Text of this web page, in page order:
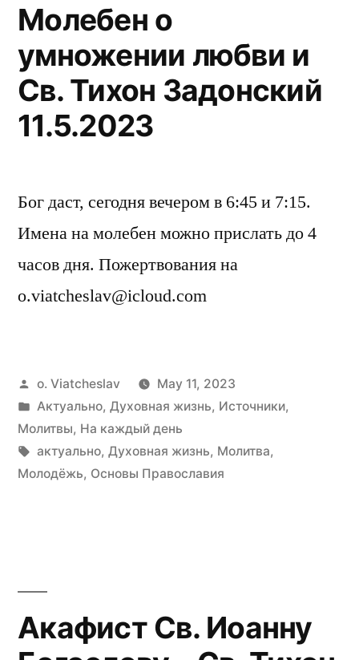
Молебен о
умножении любви и
Св. Тихон Задонский
11.5.2023
Бог даст, сегодня вечером в 6:45 и 7:15.
Имена на молебен можно прислать до 4
часов дня. Пожертвования на
o.viatcheslav@icloud.com
Posted
by
o. Viatcheslav
May 11, 2023
Posted
in
Актуально, Духовная жизнь, Источники,
Молитвы, На каждый день
Tags:
актуально, Духовная жизнь, Молитва,
Молодёжь, Основы Православия
Акафист Св. Иоанну